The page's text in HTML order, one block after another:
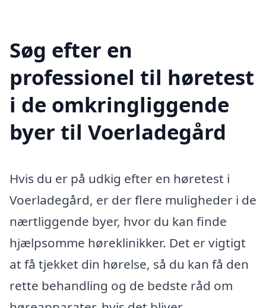
Søg efter en
professionel til høretest
i de omkringliggende
byer til Voerladegård
Hvis du er på udkig efter en høretest i
Voerladegård, er der flere muligheder i de
nærtliggende byer, hvor du kan finde
hjælpsomme høreklinikker. Det er vigtigt
at få tjekket din hørelse, så du kan få den
rette behandling og de bedste råd om